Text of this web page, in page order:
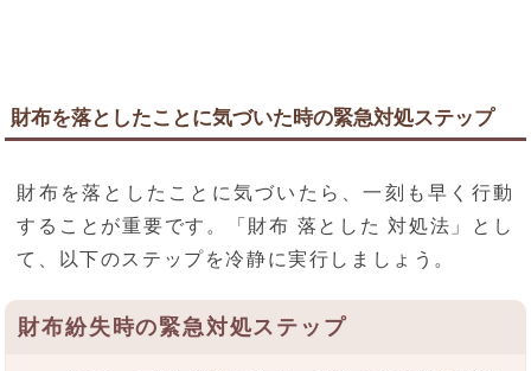
財布を落としたことに気づいた時の緊急対処ステップ
財布を落としたことに気づいたら、一刻も早く行動
することが重要です。「財布 落とした 対処法」とし
て、以下のステップを冷静に実行しましょう。
財布紛失時の緊急対処ステップ